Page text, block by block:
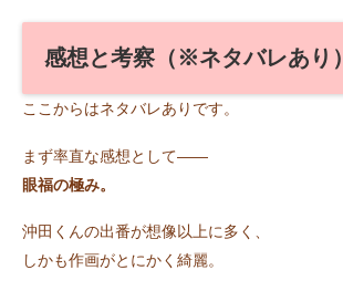
感想と考察（※ネタバレあり）
ここからはネタバレありです。
まず率直な感想として――
眼福の極み。
沖田くんの出番が想像以上に多く、
しかも作画がとにかく綺麗。